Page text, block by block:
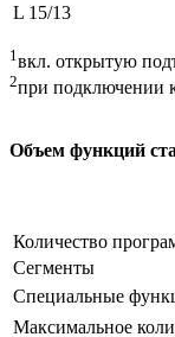
L 15/13
1 вкл. открытую
2при подключении
Объем функций
Количество
Сегменты
Специальные
Максимальное